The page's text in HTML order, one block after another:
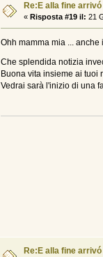
Re:E alla fine
« Risposta #19 il: 21
Ohh mamma mia ...
Che splendida notizia
Buona vita insieme ai
Vedrai sarà l'inizio di una
Re:E alla fine